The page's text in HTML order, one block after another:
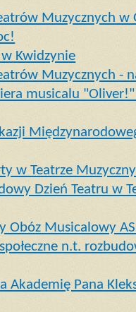
Muzycznych
Kwidzynie
Muzycznych -
musicalu
w Teatrze
Dzień Teatru w
Obóz Musicalowy
n.t.
Akademię Pana